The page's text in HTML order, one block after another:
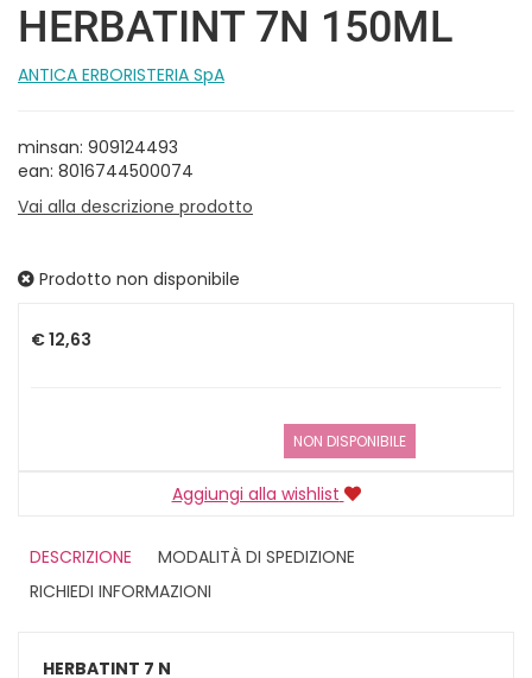
HERBATINT 7N 150ML
ANTICA ERBORISTERIA SpA
minsan: 909124493
ean: 8016744500074
Vai alla descrizione prodotto
Prodotto non disponibile
€ 12,63
NON DISPONIBILE
Aggiungi alla wishlist
DESCRIZIONE
MODALITÀ DI SPEDIZIONE
RICHIEDI INFORMAZIONI
HERBATINT 7 N